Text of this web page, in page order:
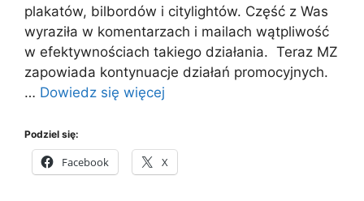
plakatów, bilbordów i citylightów. Część z Was
wyraziła w komentarzach i mailach wątpliwość
w efektywnościach takiego działania. Teraz MZ
zapowiada kontynuacje działań promocyjnych.
… Dowiedz się więcej
Podziel się:
Facebook X